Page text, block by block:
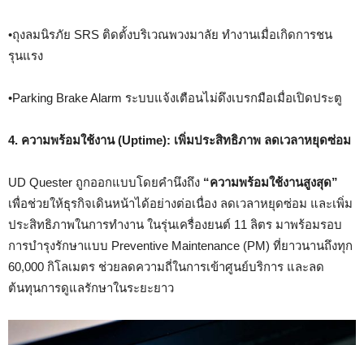
•ถุงลมนิรภัย SRS ติดตั้งบริเวณพวงมาลัย ทำงานเมื่อเกิดการชน
รุนแรง
•Parking Brake Alarm ระบบแจ้งเตือนไม่ดึงเบรกมือเมื่อเปิดประตู
4. ความพร้อมใช้งาน (Uptime): เพิ่มประสิทธิภาพ ลดเวลาหยุดซ่อม
UD Quester ถูกออกแบบโดยคำนึงถึง “ความพร้อมใช้งานสูงสุด”
เพื่อช่วยให้ธุรกิจเดินหน้าได้อย่างต่อเนื่อง ลดเวลาหยุดซ่อม และเพิ่ม
ประสิทธิภาพในการทำงาน ในรุ่นเครื่องยนต์ 11 ลิตร มาพร้อมรอบ
การบำรุงรักษาแบบ Preventive Maintenance (PM) ที่ยาวนานถึงทุก
60,000 กิโลเมตร ช่วยลดความถี่ในการเข้าศูนย์บริการ และลด
ต้นทุนการดูแลรักษาในระยะยาว